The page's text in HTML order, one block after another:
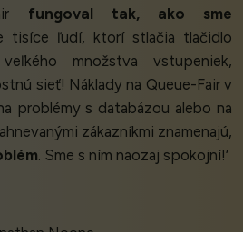
fungoval tak, ako sme
tisíce ľudí, ktorí stlačia tlačidlo
množstva vstupeniek,
sieť! Náklady na Queue-Fair v
problémy s databázou alebo na
zákazníkmi znamenajú,
. Sme s ním naozaj spokojní!’